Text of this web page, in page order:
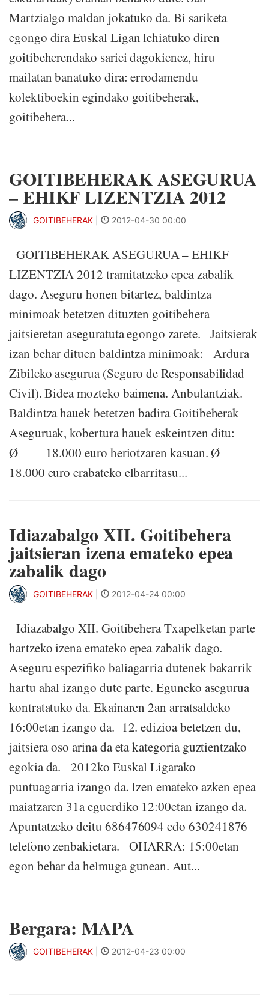
Martzialgo maldan jokatuko da. Bi sariketa
egongo dira Euskal Ligan lehiatuko diren
goitibeherendako sariei dagokienez, hiru
mailatan banatuko dira: errodamendu
kolektiboekin egindako goitibeherak,
goitibehera...
GOITIBEHERAK ASEGURUA
– EHIKF LIZENTZIA 2012
GOITIBEHERAK 2012-04-30 00:00
GOITIBEHERAK ASEGURUA – EHIKF
LIZENTZIA 2012 tramitatzeko epea zabalik
dago. Aseguru honen bitartez, baldintza
minimoak betetzen dituzten goitibehera
jaitsieretan aseguratuta egongo zarete. Jaitsierak
izan behar dituen baldintza minimoak: Ardura
Zibileko asegurua (Seguro de Responsabilidad
Civil). Bidea mozteko baimena. Anbulantziak.
Baldintza hauek betetzen badira Goitibeherak
Aseguruak, kobertura hauek eskeintzen ditu:
Ø 18.000 euro heriotzaren kasuan. Ø
18.000 euro erabateko elbarritasu...
Idiazabalgo XII. Goitibehera
jaitsieran izena emateko epea
zabalik dago
GOITIBEHERAK 2012-04-24 00:00
Idiazabalgo XII. Goitibehera Txapelketan parte
hartzeko izena emateko epea zabalik dago.
Aseguru espezifiko baliagarria dutenek bakarrik
hartu ahal izango dute parte. Eguneko asegurua
kontratatuko da. Ekainaren 2an arratsaldeko
16:00etan izango da. 12. edizioa betetzen du,
jaitsiera oso arina da eta kategoria guztientzako
egokia da. 2012ko Euskal Ligarako
puntuagarria izango da. Izen emateko azken epea
maiatzaren 31a eguerdiko 12:00etan izango da.
Apuntatzeko deitu 686476094 edo 630241876
telefono zenbakietara. OHARRA: 15:00etan
egon behar da helmuga gunean. Aut...
Bergara: MAPA
GOITIBEHERAK 2012-04-23 00:00